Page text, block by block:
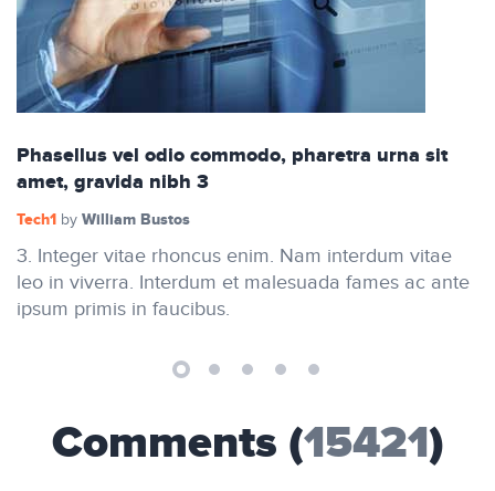
Phasellus vel odio commodo, pharetra urna sit
amet, gravida nibh 3
Tech1 by William Bustos
3. Integer vitae rhoncus enim. Nam interdum vitae
leo in viverra. Interdum et malesuada fames ac ante
ipsum primis in faucibus.
Comments (15421)